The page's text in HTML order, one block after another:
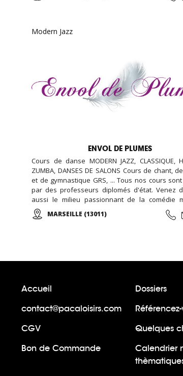
Modern Jazz
ENVOL DE PLUMES
Cours de danse MODERN JAZZ, CLASSIQUE,
ZUMBA, DANSES DE SALONS Cours de chant,
et de gymnastique GRS, ... Tous nos cours
par des professeurs diplomés d'état. Venez
aussi le milieu passionnant de la comédie
Enfants, Ados et Adultes. Stages
Anniversaires, ... Cours d'essai offert !
MARSEILLE (13011)
Accueil
Dossiers
contact@pacaloisirs.com
CGV
Quelques
Bon de Commande
Calendrier